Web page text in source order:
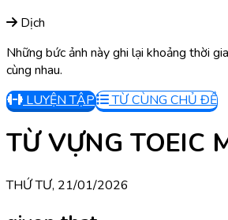
Dịch
Những bức ảnh này ghi lại khoảng thời
cùng nhau.
LUYỆN TẬP
TỪ CÙNG CHỦ ĐỀ
TỪ VỰNG TOEIC
THỨ TƯ, 21/01/2026